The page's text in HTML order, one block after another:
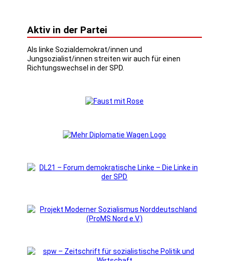
Aktiv in der Partei
Als linke Sozialdemokrat/innen und
Jungsozialist/innen streiten wir auch für einen
Richtungswechsel in der SPD.